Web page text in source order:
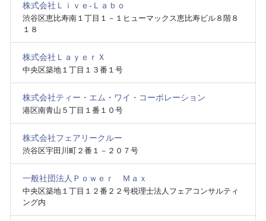
株式会社Ｌｉｖｅ‐Ｌａｂｏ
渋谷区恵比寿南１丁目１－１ヒューマックス恵比寿ビル８階８
１８
株式会社ＬａｙｅｒＸ
中央区築地１丁目１３番１号
株式会社ティー・エム・ワイ・コーポレーション
港区南青山５丁目１番１０号
株式会社フェアリークルー
渋谷区宇田川町２番１－２０７号
一般社団法人Ｐｏｗｅｒ Ｍａｘ
中央区築地１丁目１２番２２号税理士法人フェアコンサルティ
ング内